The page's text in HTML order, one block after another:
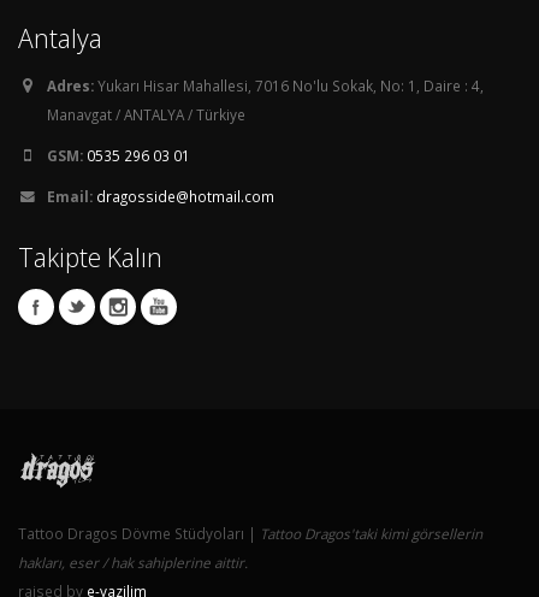
Antalya
Adres:Yukarı Hisar Mahallesi, 7016 No'lu Sokak, No: 1, Daire : 4,
Manavgat / ANTALYA / Türkiye
GSM: 0535 296 03 01
Email: dragosside@hotmail.com
Takipte Kalın
Tattoo Dragos Dövme Stüdyoları | Tattoo Dragos'taki kimi görsellerin
hakları, eser / hak sahiplerine aittir.
raised by e-yazilim